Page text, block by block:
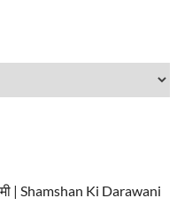
| Shamshan Ki Darawani